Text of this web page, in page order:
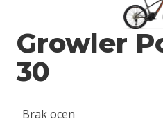
Growler
30
Brak ocen